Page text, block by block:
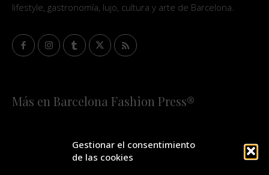
Gestionar el consentimiento
de las cookies
lifestyle, gastronomía, lujo, cultura y arte de Barcelona.
Más en Barcelona Fashion Press®
¡SUSCRÍBETE A NUESTRA FASHION NEWS!